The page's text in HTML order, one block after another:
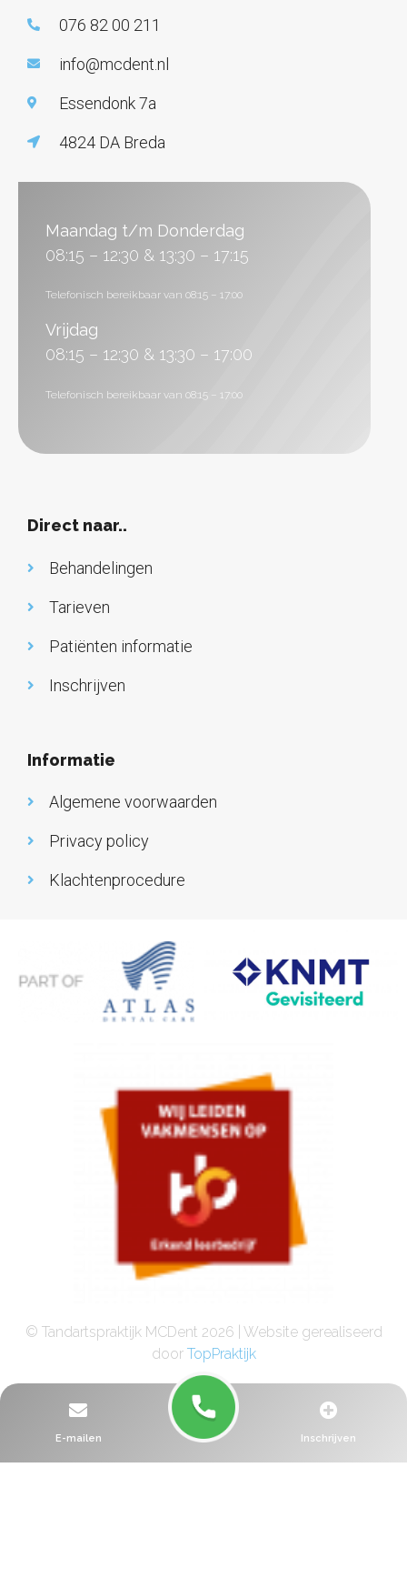
076 82 00 211
info@mcdent.nl
Essendonk 7a
4824 DA Breda
Maandag t/m Donderdag
08:15 – 12:30 & 13:30 – 17:15
Telefonisch bereikbaar van 08:15 – 17:00
Vrijdag
08:15 – 12:30 & 13:30 – 17:00
Telefonisch bereikbaar van 08:15 – 17:00
Direct naar..
Behandelingen
Tarieven
Patiënten informatie
Inschrijven
Informatie
Algemene voorwaarden
Privacy policy
Klachtenprocedure
© Tandartspraktijk MCDent 2026 | Website gerealiseerd
door TopPraktijk
E-mailen Inschrijven